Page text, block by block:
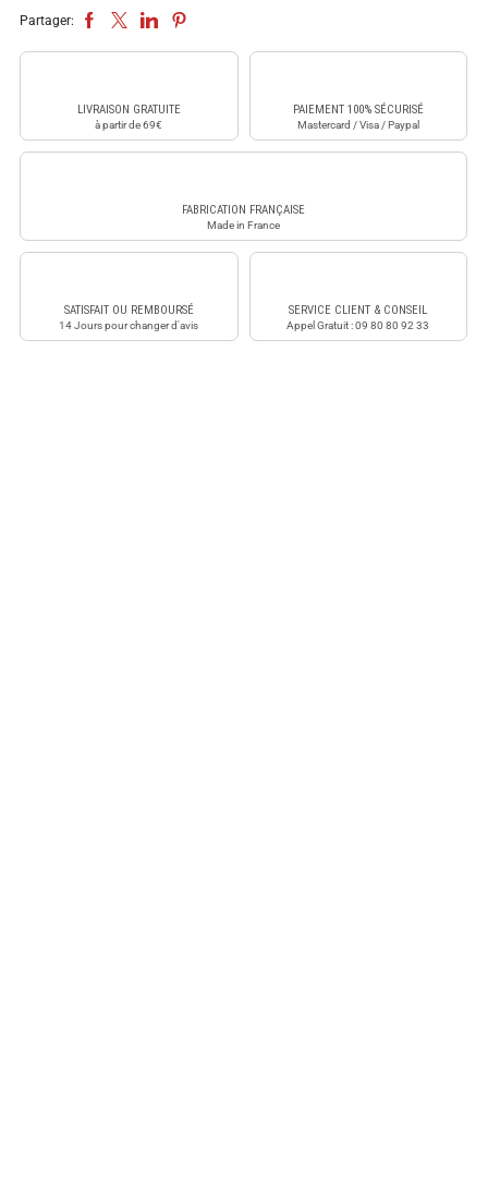
Partager:
LIVRAISON GRATUITE
à partir de 69€
PAIEMENT 100% SÉCURISÉ
Mastercard / Visa / Paypal
FABRICATION FRANÇAISE
Made in France
SATISFAIT OU REMBOURSÉ
14 Jours pour changer d'avis
SERVICE CLIENT & CONSEIL
Appel Gratuit : 09 80 80 92 33